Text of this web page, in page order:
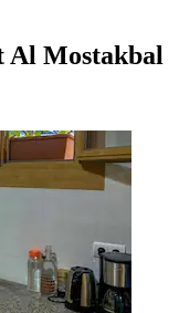
Al Mostakbal